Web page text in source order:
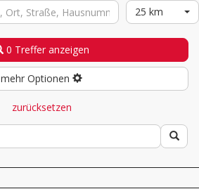
25 km
0 Treffer anzeigen
mehr Optionen
zurücksetzen